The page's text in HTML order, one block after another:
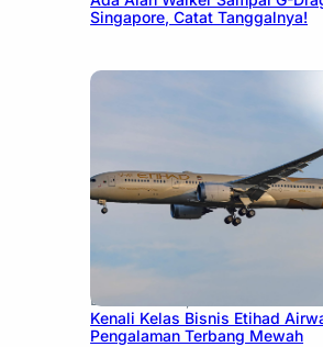
Singapore, Catat Tanggalnya!
December 27, 2024
Kenali Kelas Bisnis Etihad
Pengalaman Terbang Mewah